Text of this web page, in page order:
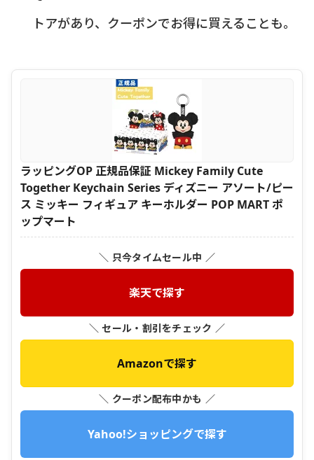
トアがあり、クーポンでお得に買えることも。
ラッピングOP 正規品保証 Mickey Family Cute
Together Keychain Series ディズニー アソート/ピー
ス ミッキー フィギュア キーホルダー POP MART ポ
ップマート
＼ 只今タイムセール中 ／
楽天で探す
＼ セール・割引をチェック ／
Amazonで探す
＼ クーポン配布中かも ／
Yahoo!ショッピングで探す